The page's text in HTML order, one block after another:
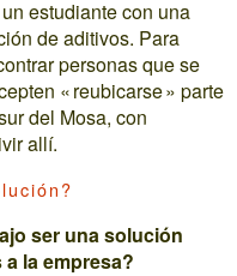
estudiante con una
de aditivos. Para
personas que se
« reubicarse » parte
del Mosa, con
allí.
ser una solución
la empresa?